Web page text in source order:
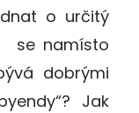
o určitý
se namísto
dobrými
Jak